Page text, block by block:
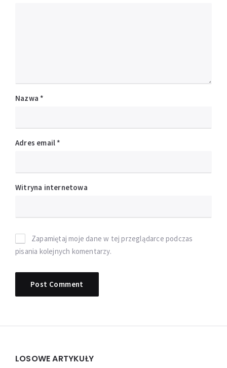
Nazwa *
Adres email *
Witryna internetowa
Zapamiętaj moje dane w tej przeglądarce podczas
pisania kolejnych komentarzy.
Widgets
LOSOWE ARTYKUŁY